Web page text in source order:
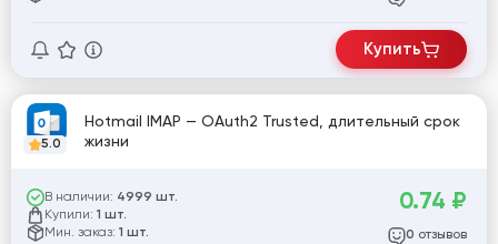
Купить
5.0
Hotmail IMAP — OAuth2 Trusted, длительный срок
жизни
В наличии: 4999 шт.
Купили: 1 шт.
Мин. заказ: 1 шт.
0.74 ₽
0 отзывов